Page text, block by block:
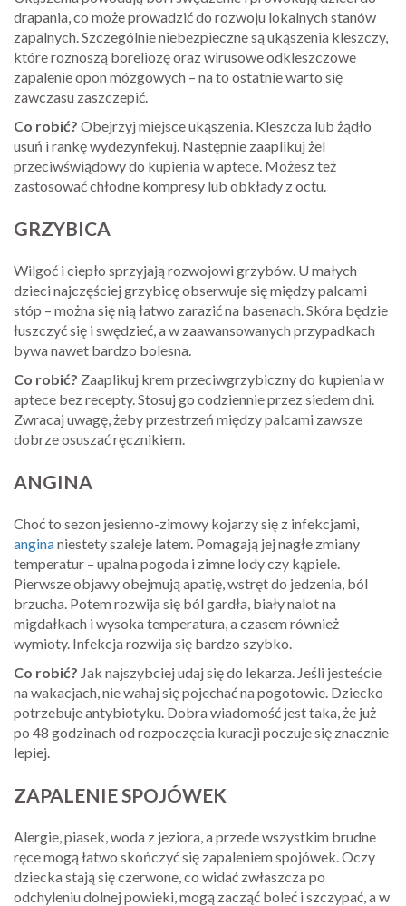
drapania, co może prowadzić do rozwoju lokalnych stanów
zapalnych. Szczególnie niebezpieczne są ukąszenia kleszczy,
które roznoszą boreliozę oraz wirusowe odkleszczowe
zapalenie opon mózgowych – na to ostatnie warto się
zawczasu zaszczepić.
Co robić? Obejrzyj miejsce ukąszenia. Kleszcza lub żądło
usuń i rankę wydezynfekuj. Następnie zaaplikuj żel
przeciwświądowy do kupienia w aptece. Możesz też
zastosować chłodne kompresy lub obkłady z octu.
GRZYBICA
Wilgoć i ciepło sprzyjają rozwojowi grzybów. U małych
dzieci najczęściej grzybicę obserwuje się między palcami
stóp – można się nią łatwo zarazić na basenach. Skóra będzie
łuszczyć się i swędzieć, a w zaawansowanych przypadkach
bywa nawet bardzo bolesna.
Co robić? Zaaplikuj krem przeciwgrzybiczny do kupienia w
aptece bez recepty. Stosuj go codziennie przez siedem dni.
Zwracaj uwagę, żeby przestrzeń między palcami zawsze
dobrze osuszać ręcznikiem.
ANGINA
Choć to sezon jesienno-zimowy kojarzy się z infekcjami,
anginaniestety szaleje latem. Pomagają jej nagłe zmiany
temperatur – upalna pogoda i zimne lody czy kąpiele.
Pierwsze objawy obejmują apatię, wstręt do jedzenia, ból
brzucha. Potem rozwija się ból gardła, biały nalot na
migdałkach i wysoka temperatura, a czasem również
wymioty. Infekcja rozwija się bardzo szybko.
Co robić? Jak najszybciej udaj się do lekarza. Jeśli jesteście
na wakacjach, nie wahaj się pojechać na pogotowie. Dziecko
potrzebuje antybiotyku. Dobra wiadomość jest taka, że już
po 48 godzinach od rozpoczęcia kuracji poczuje się znacznie
lepiej.
ZAPALENIE SPOJÓWEK
Alergie, piasek, woda z jeziora, a przede wszystkim brudne
ręce mogą łatwo skończyć się zapaleniem spojówek. Oczy
dziecka stają się czerwone, co widać zwłaszcza po
odchyleniu dolnej powieki, mogą zacząć boleć i szczypać, a w